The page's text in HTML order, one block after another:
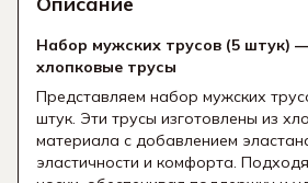
Набор мужских трусов (5 штук)
хлопковые трусы
Представляем набор мужских
штук. Эти трусы изготовлены из
материала с добавлением
эластичности и комфорта.